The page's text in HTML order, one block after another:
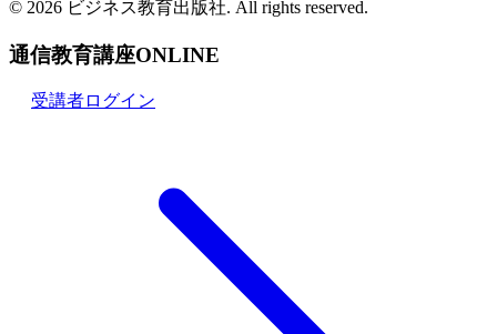
© 2026 ビジネス教育出版社. All rights reserved.
通信教育講座ONLINE
受講者ログイン